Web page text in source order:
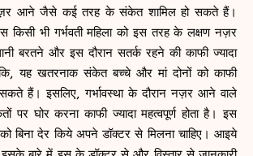
आने जैसे कई तरह के संकेत शामिल हो सकते हैं।
किसी भी गर्भवती महिला को इस तरह के लक्षण नज़र
बरतने और इस दौरान सतर्क रहने की काफी ज्यादा
यह खतरनाक संकेत बच्चे और मां दोनों को काफी
हैं। इसलिए, गर्भावस्था के दौरान नज़र आने वाले
पर घोर करना काफी ज्यादा महत्वपूर्ण होता है। इस
बिना देर किये अपने डॉक्टर से मिलना चाहिए। आइये